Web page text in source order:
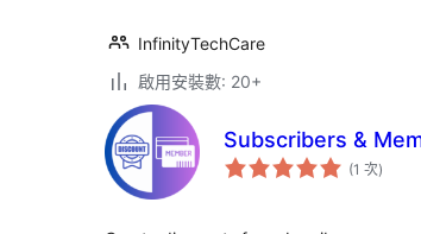
InfinityTechCare
啟用安裝數: 20+
Subscribers &
(1 次評
分)